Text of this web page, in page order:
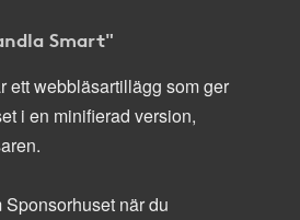
Smart"
ett webbläsartillägg som ger
i en minifierad version,
när du